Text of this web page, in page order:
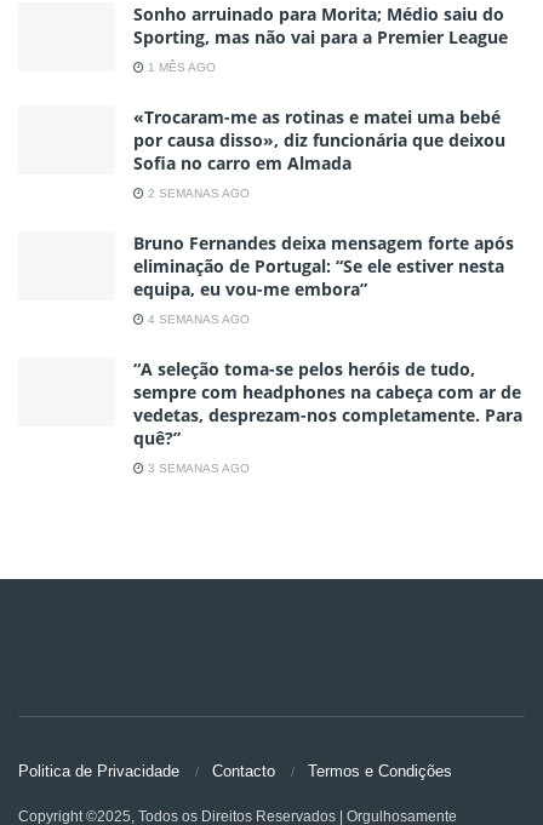
Sonho arruinado para Morita; Médio saiu do
Sporting, mas não vai para a Premier League
1 MÊS AGO
«Trocaram-me as rotinas e matei uma bebé
por causa disso», diz funcionária que deixou
Sofia no carro em Almada
2 SEMANAS AGO
Bruno Fernandes deixa mensagem forte após
eliminação de Portugal: “Se ele estiver nesta
equipa, eu vou-me embora”
4 SEMANAS AGO
“A seleção toma-se pelos heróis de tudo,
sempre com headphones na cabeça com ar de
vedetas, desprezam-nos completamente. Para
quê?”
3 SEMANAS AGO
Politica de Privacidade Contacto Termos e Condições
Copyright ©2025, Todos os Direitos Reservados | Orgulhosamente